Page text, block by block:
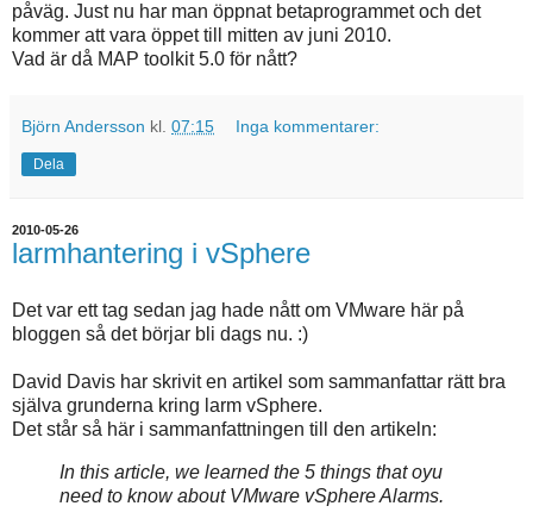
påväg. Just nu har man öppnat betaprogrammet och det
kommer att vara öppet till mitten av juni 2010.
Vad är då MAP toolkit 5.0 för nått?
Björn Andersson kl. 07:15 Inga kommentarer:
Dela
2010-05-26
larmhantering i vSphere
Det var ett tag sedan jag hade nått om VMware här på
bloggen så det börjar bli dags nu. :)
David Davis har skrivit en artikel som sammanfattar rätt bra
själva grunderna kring larm vSphere.
Det står så här i sammanfattningen till den artikeln:
In this article, we learned the 5 things that oyu
need to know about VMware vSphere Alarms.